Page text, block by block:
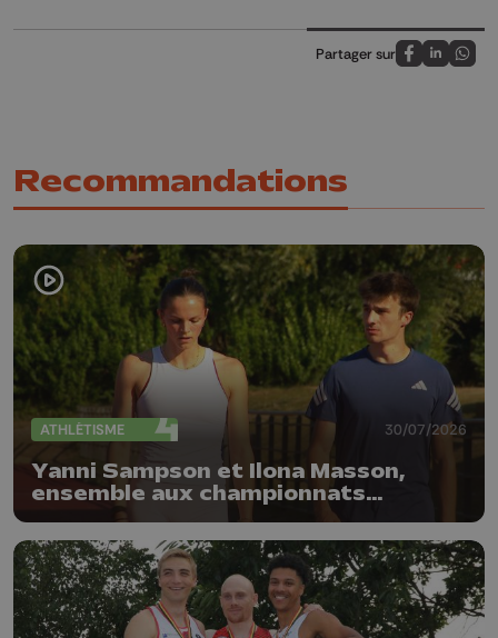
Partager sur
Partagez sur
Partagez
Recommandations
ATHLÉTISME 30/07/2026
Yanni Sampson et Ilona Masson,
ensemble aux championnats